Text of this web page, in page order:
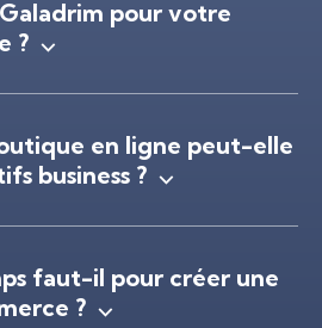
pour votre
?
en ligne peut-elle
business ?
faut-il pour créer une
?